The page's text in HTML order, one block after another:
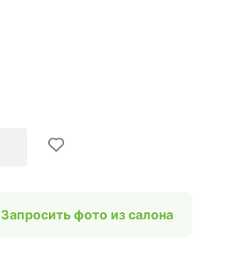
Запросить фото из салона